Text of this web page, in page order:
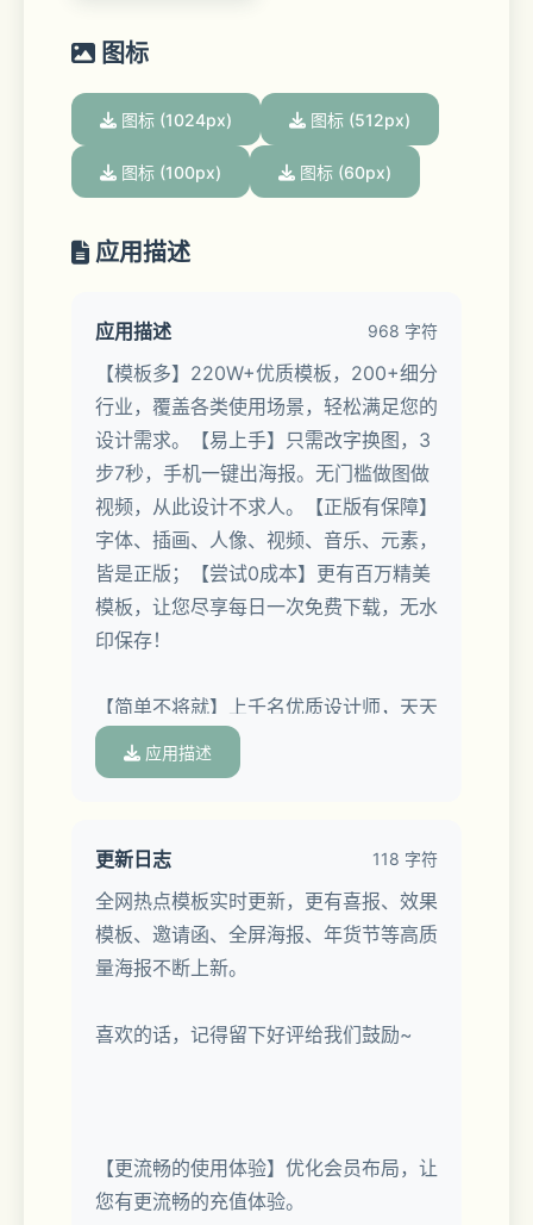
图标
图标 (1024px) 图标 (512px)
图标 (100px) 图标 (60px)
应用描述
应用描述 968 字符
【模板多】220W+优质模板，200+细分
行业，覆盖各类使用场景，轻松满足您的
设计需求。【易上手】只需改字换图，3
步7秒，手机一键出海报。无门槛做图做
视频，从此设计不求人。【正版有保障】
字体、插画、人像、视频、音乐、元素，
皆是正版；【尝试0成本】更有百万精美
模板，让您尽享每日一次免费下载，无水
印保存！
【简单不将就】上千名优质设计师，天天
做原创，日日上新素材。让设计更简单，
营销更有料。
抠图、GIF动图、视频制作等随心用，尽
享一键智能的高效作图体验。
【场景全覆盖】一键制作海报、壁纸、
签（早晚安）、表情包、头像、GIF动
号封面、企业营销、广告推广、贺卡请
柬、个人简历、婚礼邀请函、微商电商宣
应用描述
更新日志 118 字符
全网热点模板实时更新，更有喜报、效果
模板、邀请函、全屏海报、年货节等高质
量海报不断上新。
喜欢的话，记得留下好评给我们鼓励~
【更流畅的使用体验】优化会员布局，让
您有更流畅的充值体验。